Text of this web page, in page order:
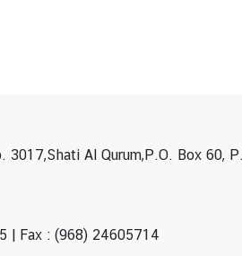
3017,Shati Al Qurum,P.O. Box 60,
| Fax : (968) 24605714